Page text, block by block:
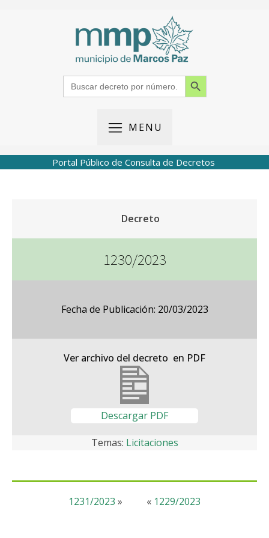
Search
for:
Search Button
MENU
Portal Público de Consulta de Decretos
Decreto
1230/2023
Fecha de Publicación: 20/03/2023
Ver archivo del decreto en PDF
Descargar PDF
Temas: Licitaciones
« 1229/2023
1231/2023 »